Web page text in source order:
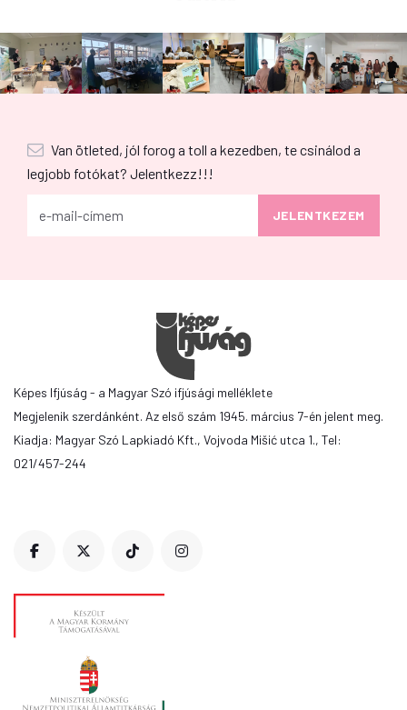
Van ötleted, jól forog a toll a kezedben, te csinálod a
legjobb fotókat? Jelentkezz!!!
Képes Ifjúság - a Magyar Szó ifjúsági melléklete
Megjelenik szerdánként. Az első szám 1945. március 7-én jelent meg.
Kiadja: Magyar Szó Lapkiadó Kft., Vojvoda Mišić utca 1., Tel:
021/457-244